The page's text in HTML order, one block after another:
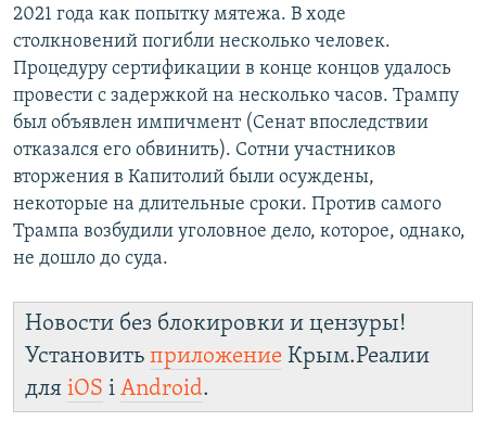
2021 года как попытку мятежа. В ходе
столкновений погибли несколько человек.
Процедуру сертификации в конце концов удалось
провести с задержкой на несколько часов. Трампу
был объявлен импичмент (Сенат впоследствии
отказался его обвинить). Сотни участников
вторжения в Капитолий были осуждены,
некоторые на длительные сроки. Против самого
Трампа возбудили уголовное дело, которое, однако,
не дошло до суда.
Новости без блокировки и цензуры!
Установить приложение Крым.Реалии
для iOS і Android.